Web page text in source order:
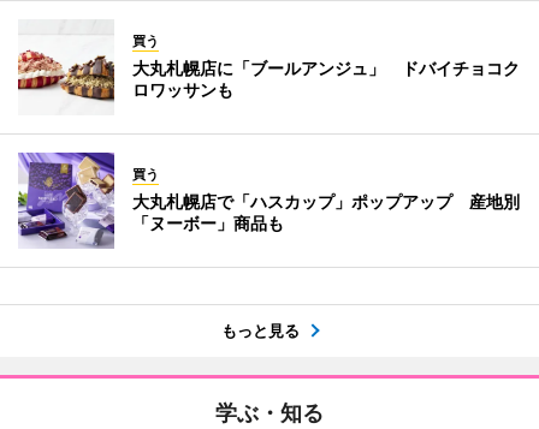
買う
大丸札幌店に「ブールアンジュ」 ドバイチョコク
ロワッサンも
買う
大丸札幌店で「ハスカップ」ポップアップ 産地別
「ヌーボー」商品も
もっと見る
学ぶ・知る